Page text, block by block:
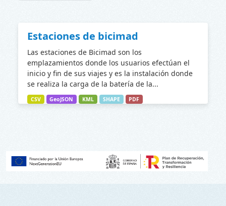
Estaciones de bicimad
Las estaciones de Bicimad son los
emplazamientos donde los usuarios efectúan el
inicio y fin de sus viajes y es la instalación donde
se realiza la carga de la batería de la...
CSV GeoJSON KML SHAPE PDF